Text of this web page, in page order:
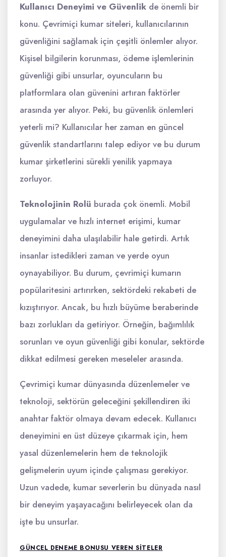
Kullanıcı Deneyimi ve Güvenlik de önemli bir
konu. Çevrimiçi kumar siteleri, kullanıcılarının
güvenliğini sağlamak için çeşitli önlemler alıyor.
Kişisel bilgilerin korunması, ödeme işlemlerinin
güvenliği gibi unsurlar, oyuncuların bu
platformlara olan güvenini artıran faktörler
arasında yer alıyor. Peki, bu güvenlik önlemleri
yeterli mi? Kullanıcılar her zaman en güncel
güvenlik standartlarını talep ediyor ve bu durum
kumar şirketlerini sürekli yenilik yapmaya
zorluyor.
Teknolojinin Rolü burada çok önemli. Mobil
uygulamalar ve hızlı internet erişimi, kumar
deneyimini daha ulaşılabilir hale getirdi. Artık
insanlar istedikleri zaman ve yerde oyun
oynayabiliyor. Bu durum, çevrimiçi kumarın
popülaritesini artırırken, sektördeki rekabeti de
kızıştırıyor. Ancak, bu hızlı büyüme beraberinde
bazı zorlukları da getiriyor. Örneğin, bağımlılık
sorunları ve oyun güvenliği gibi konular, sektörde
dikkat edilmesi gereken meseleler arasında.
Çevrimiçi kumar dünyasında düzenlemeler ve
teknoloji, sektörün geleceğini şekillendiren iki
anahtar faktör olmaya devam edecek. Kullanıcı
deneyimini en üst düzeye çıkarmak için, hem
yasal düzenlemelerin hem de teknolojik
gelişmelerin uyum içinde çalışması gerekiyor.
Uzun vadede, kumar severlerin bu dünyada nasıl
bir deneyim yaşayacağını belirleyecek olan da
işte bu unsurlar.
GÜNCEL DENEME BONUSU VEREN SITELER